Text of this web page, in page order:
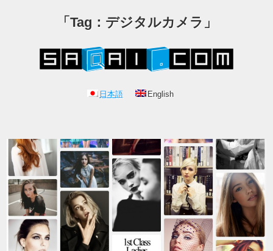
「Tag：デジタルカメラ」
日本語 English